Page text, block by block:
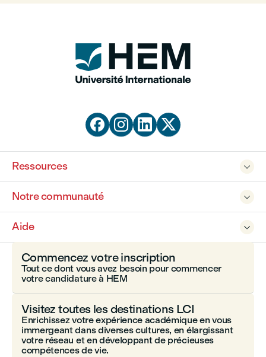
   

Ressources

Notre communauté

Aide
Commencez votre inscription
Tout ce dont vous avez besoin pour commencer
votre candidature à HEM
Visitez toutes les destinations LCI
Enrichissez votre expérience académique en vous
immergeant dans diverses cultures, en élargissant
votre réseau et en développant de précieuses
compétences de vie.